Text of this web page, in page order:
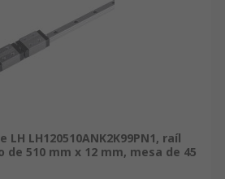
LH LH120510ANK2K99PN1, raíl
de 510 mm x 12 mm, mesa de 45